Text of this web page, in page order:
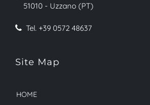
51010 - Uzzano (PT)
Tel. +39 0572 48637
Site Map
HOME